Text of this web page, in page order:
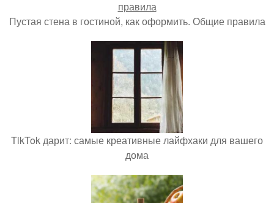
Пустая стена в гостиной, как оформить. Общие правила
TikTok дарит: самые креативные лайфхаки для вашего
дома